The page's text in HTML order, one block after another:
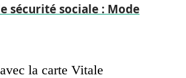
sécurité sociale : Mode
la carte Vitale